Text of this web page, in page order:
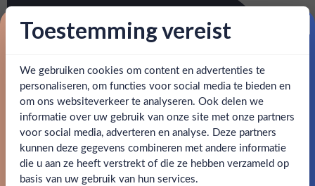
Ben jij 18 jaar of ouder?
Ja Nee
Toestemming vereist
We gebruiken cookies om content en advertenties te
personaliseren, om functies voor social media te bieden en
om ons websiteverkeer te analyseren. Ook delen we
informatie over uw gebruik van onze site met onze partners
voor social media, adverteren en analyse. Deze partners
kunnen deze gegevens combineren met andere informatie
die u aan ze heeft verstrekt of die ze hebben verzameld op
basis van uw gebruik van hun services.
Proost op je eerste korting!
Schrijf je in en ontvang direct 5% korting op je eerste
bestelling.
Email
Claim mijn korting